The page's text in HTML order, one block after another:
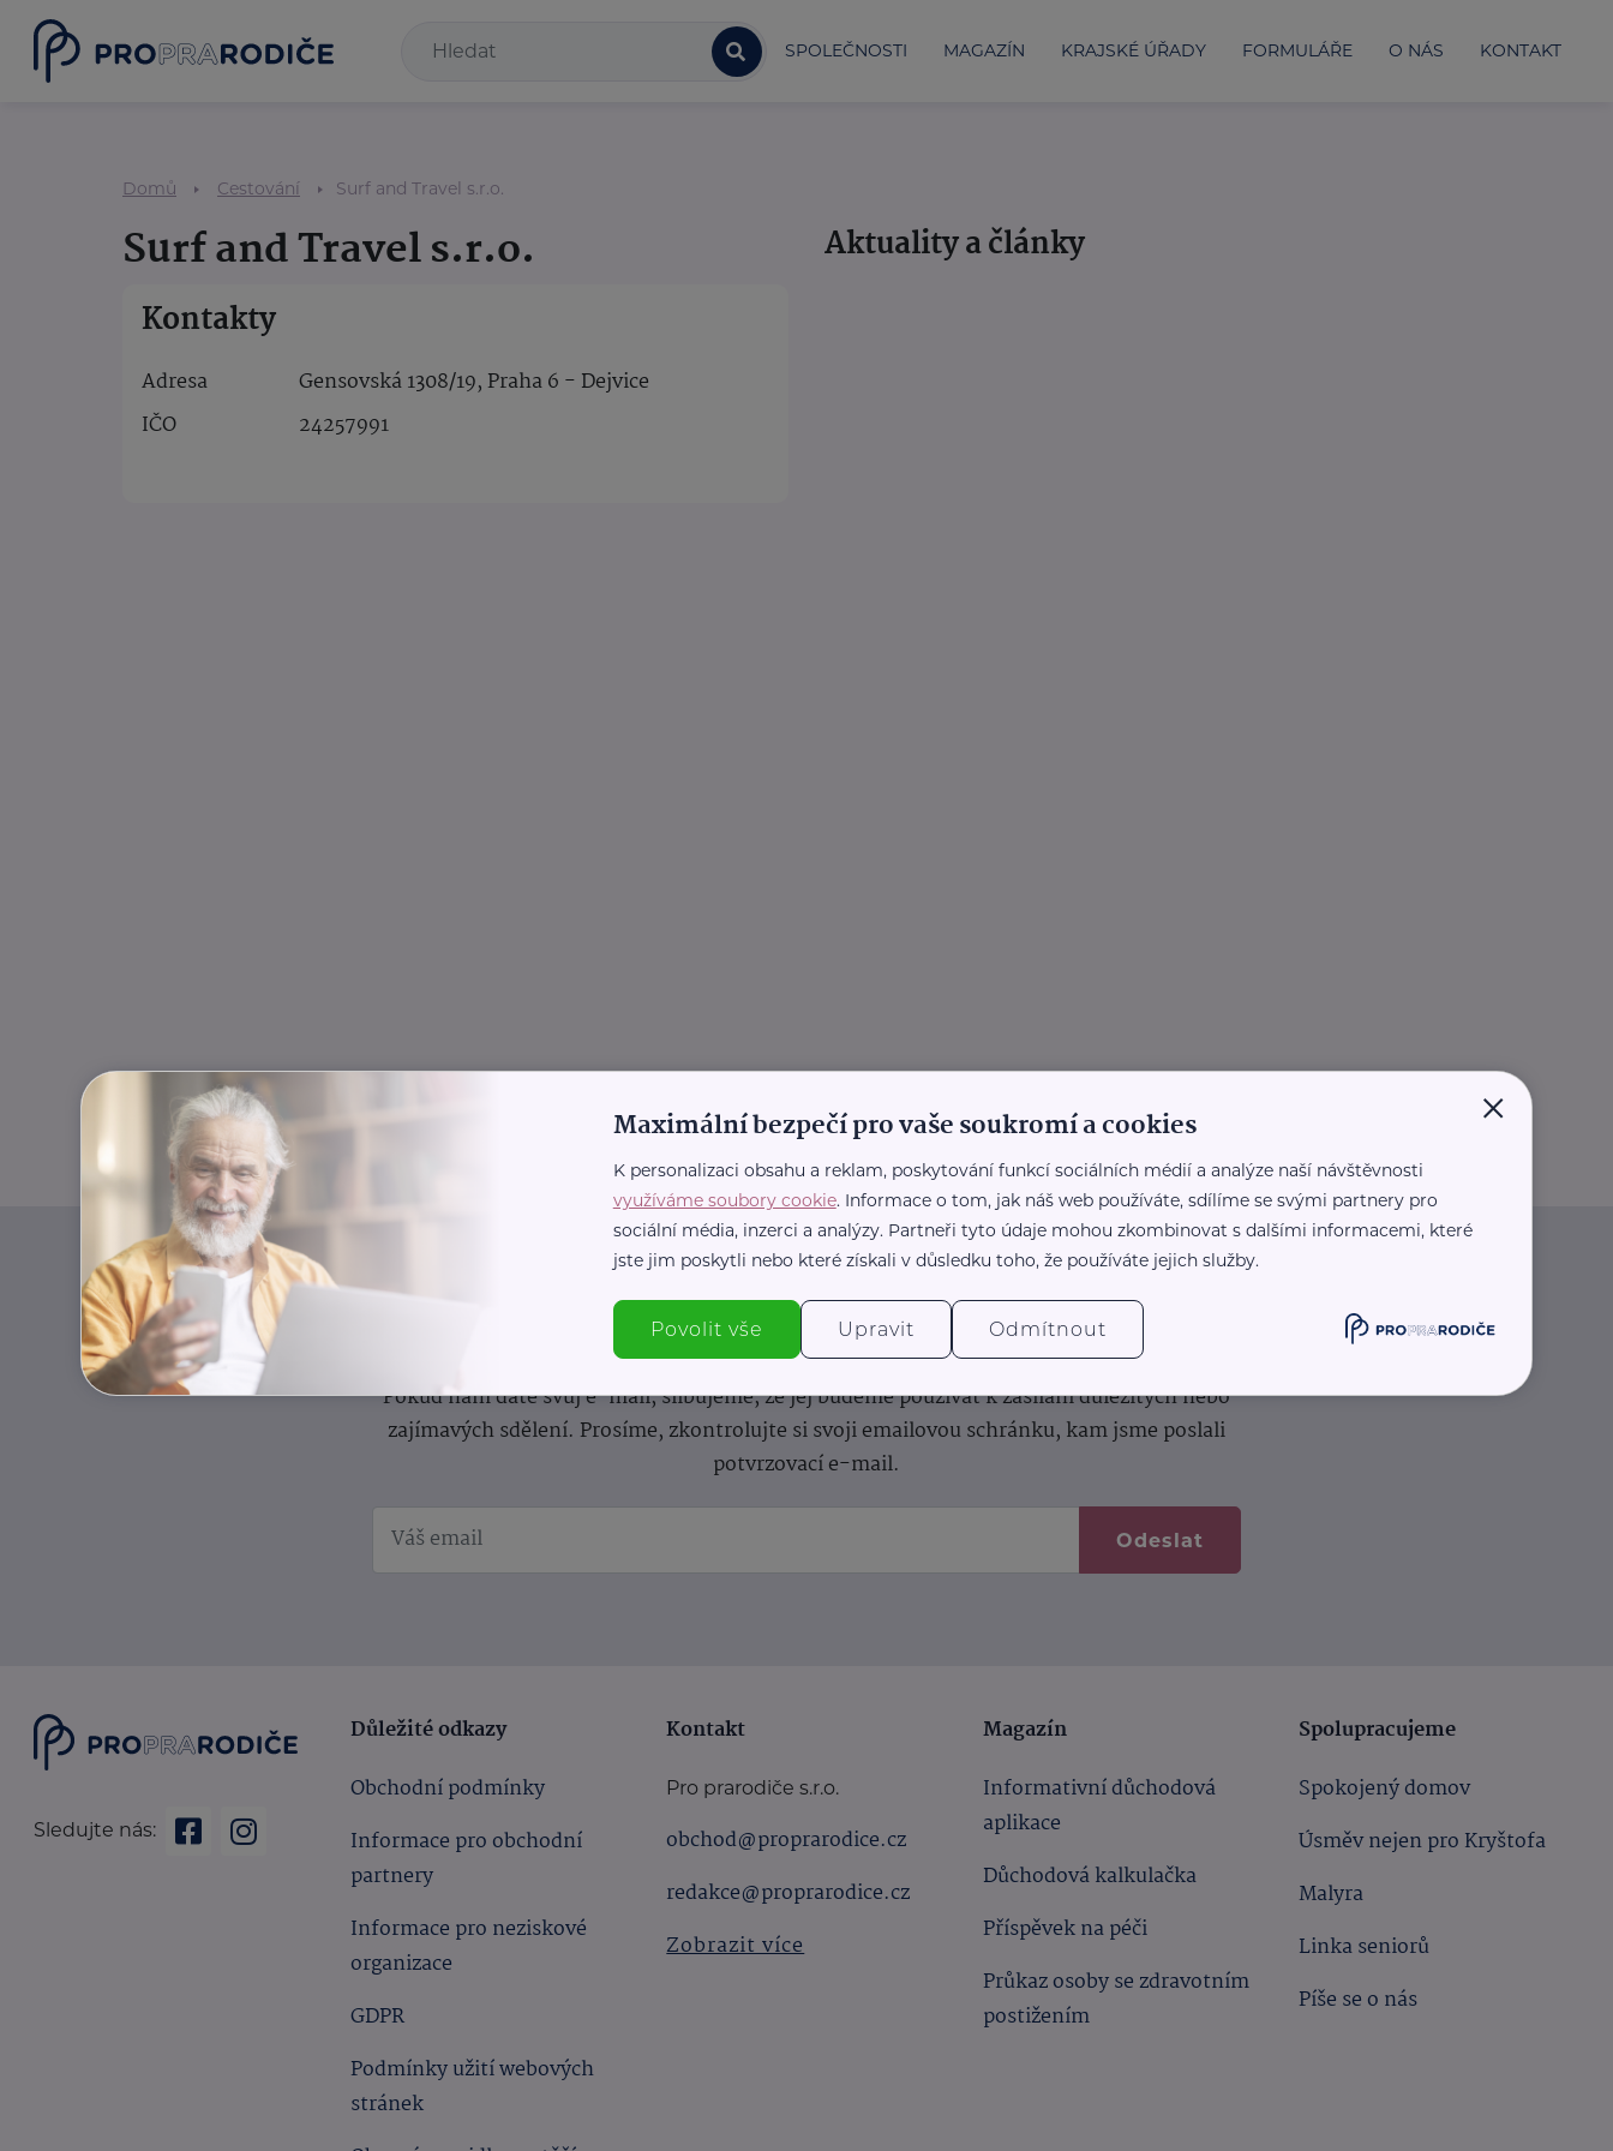
SPOLEČNOSTI MAGAZÍN KRAJSKÉ ÚŘADY FORMULÁŘE O NÁS KONTAKT
Domů Cestování Surf and Travel s.r.o.
Surf and Travel s.r.o.
Kontakty
Adresa
Gensovská 1308/19, Praha 6 - Dejvice
IČO
24257991
Aktuality a články
Informace(nejen)pro prarodiče
Přihlaste se k odběru novinek a buďte v obraze bez ohledu na počet svíček na vašem dortu.
Pokud nám dáte svůj e-mail, slibujeme, že jej budeme používat k zasílání důležitých nebo
zajímavých sdělení. Prosíme, zkontrolujte si svoji emailovou schránku, kam jsme poslali
potvrzovací e-mail.
Odeslat
Sledujte nás:
Důležité odkazy
Obchodní podmínky
Informace pro obchodní
partnery
Informace pro neziskové
organizace
GDPR
Podmínky užití webových
stránek
Kontakt
Pro prarodiče s.r.o.
obchod@proprarodice.cz
redakce@proprarodice.cz
Zobrazit více
Magazín
Informativní důchodová
aplikace
Důchodová kalkulačka
Příspěvek na péči
Průkaz osoby se zdravotním
postižením
Spolupracujeme
Spokojený domov
Úsměv nejen pro Kryštofa
Malyra
Linka seniorů
Píše se o nás
×
Maximální bezpečí pro vaše soukromí a cookies
K personalizaci obsahu a reklam, poskytování funkcí sociálních médií a analýze naší návštěvnosti
využíváme soubory cookie. Informace o tom, jak náš web používáte, sdílíme se svými partnery pro
sociální média, inzerci a analýzy. Partneři tyto údaje mohou zkombinovat s dalšími informacemi, které
jste jim poskytli nebo které získali v důsledku toho, že používáte jejich služby.
Povolit vše Upravit Odmítnout